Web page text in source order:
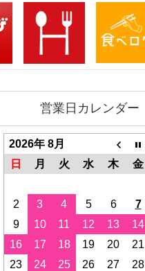
営業日カレンダー
2026年 8月
日
月 火 水 木 金
2
3 4 5 6 7
9
10 11 12 13 14
16
17 18 19 20 21
23
24 25 26 27 28